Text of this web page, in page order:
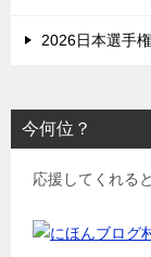
2026日本選手
今何位？
応援してくれる